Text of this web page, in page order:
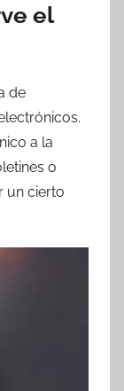
el
de
a la
o
un cierto